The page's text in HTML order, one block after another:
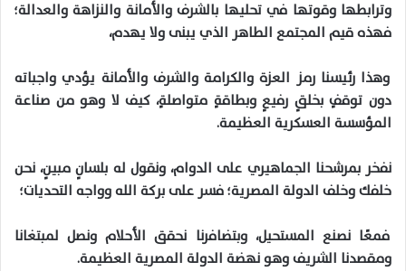
وترابطها وقوتها في تحليها بالشرف والأمانة والنزاهة والعدالة؛
فهذه قيم المجتمع الطاهر الذي يبنى ولا يهدم،
وهذا رئيسنا رمز العزة والكرامة والشرف والأمانة يؤدي واجباته
دون توقفٍ بخلقٍ رفيعٍ وبطاقةٍ متواصلةٍ، كيف لا وهو من صناعة
المؤسسة العسكرية العظيمة.
نفخر بمرشحنا الجماهيري على الدوام، ونقول له بلسانٍ مبينٍ، نحن
خلفك وخلف الدولة المصرية؛ فسر على بركة الله وواجه التحديات؛
فمعًا نصنع المستحيل، وبتضافرنا نحقق الأحلام ونصل لمبتغانا
ومقصدنا الشريف وهو نهضة الدولة المصرية العظيمة.